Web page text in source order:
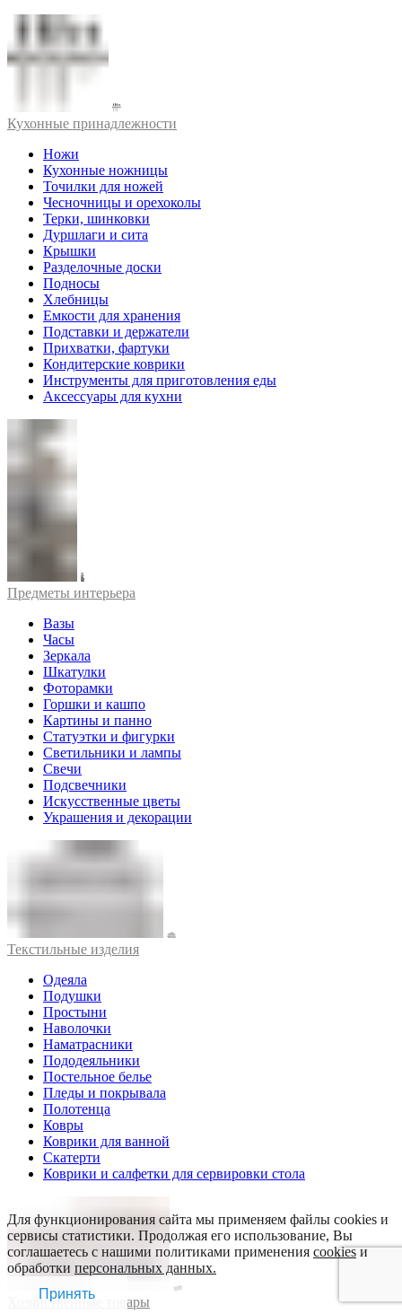
Кухонные принадлежности
Ножи
Кухонные ножницы
Точилки для ножей
Чесночницы и орехоколы
Терки, шинковки
Дуршлаги и сита
Крышки
Разделочные доски
Подносы
Хлебницы
Емкости для хранения
Подставки и держатели
Прихватки, фартуки
Кондитерские коврики
Инструменты для приготовления еды
Аксессуары для кухни
Предметы интерьера
Вазы
Часы
Зеркала
Шкатулки
Фоторамки
Горшки и кашпо
Картины и панно
Статуэтки и фигурки
Светильники и лампы
Свечи
Подсвечники
Искусственные цветы
Украшения и декорации
Текстильные изделия
Одеяла
Подушки
Простыни
Наволочки
Наматрасники
Пододеяльники
Постельное белье
Пледы и покрывала
Полотенца
Ковры
Коврики для ванной
Скатерти
Коврики и салфетки для сервировки стола
Хозяйственные товары
Для функционирования сайта мы применяем файлы cookies и
сервисы статистики. Продолжая его использование, Вы
соглашаетесь с нашими политиками применения cookiesи
обработки персональных данных.
Принять